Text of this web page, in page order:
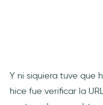
Y ni siquiera tuve que
hice fue verificar la